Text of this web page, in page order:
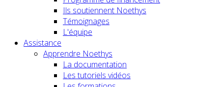
Ils soutiennent Noethys
Témoignages
L'équipe
Assistance
Apprendre Noethys
La documentation
Les tutoriels vidéos